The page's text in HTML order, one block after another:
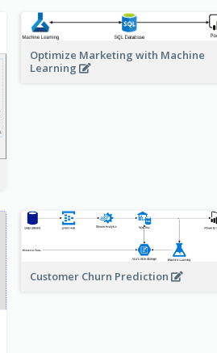
Optimize Marketing with Machine
Learning
Customer Churn Prediction